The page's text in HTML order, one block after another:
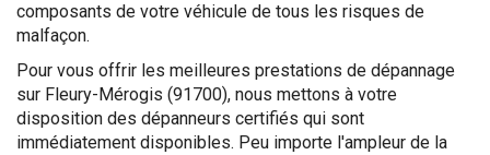
composants de votre véhicule de tous les risques de
malfaçon.
Pour vous offrir les meilleures prestations de dépannage
sur Fleury-Mérogis (91700), nous mettons à votre
disposition des dépanneurs certifiés qui sont
immédiatement disponibles. Peu importe l'ampleur de la